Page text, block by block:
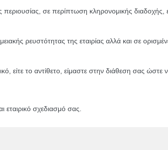
σε περίπτωση κληρονομικής διαδοχής,
ρευστότητας της εταιρίας αλλά και σε
είτε το αντίθετο, είμαστε στην διάθεση σας
εταιρικό σχεδιασμό σας.